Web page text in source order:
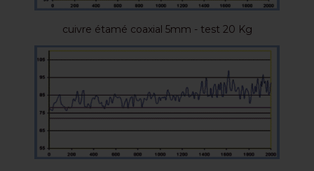
cuivre étamé coaxial 5mm - test 20 Kg